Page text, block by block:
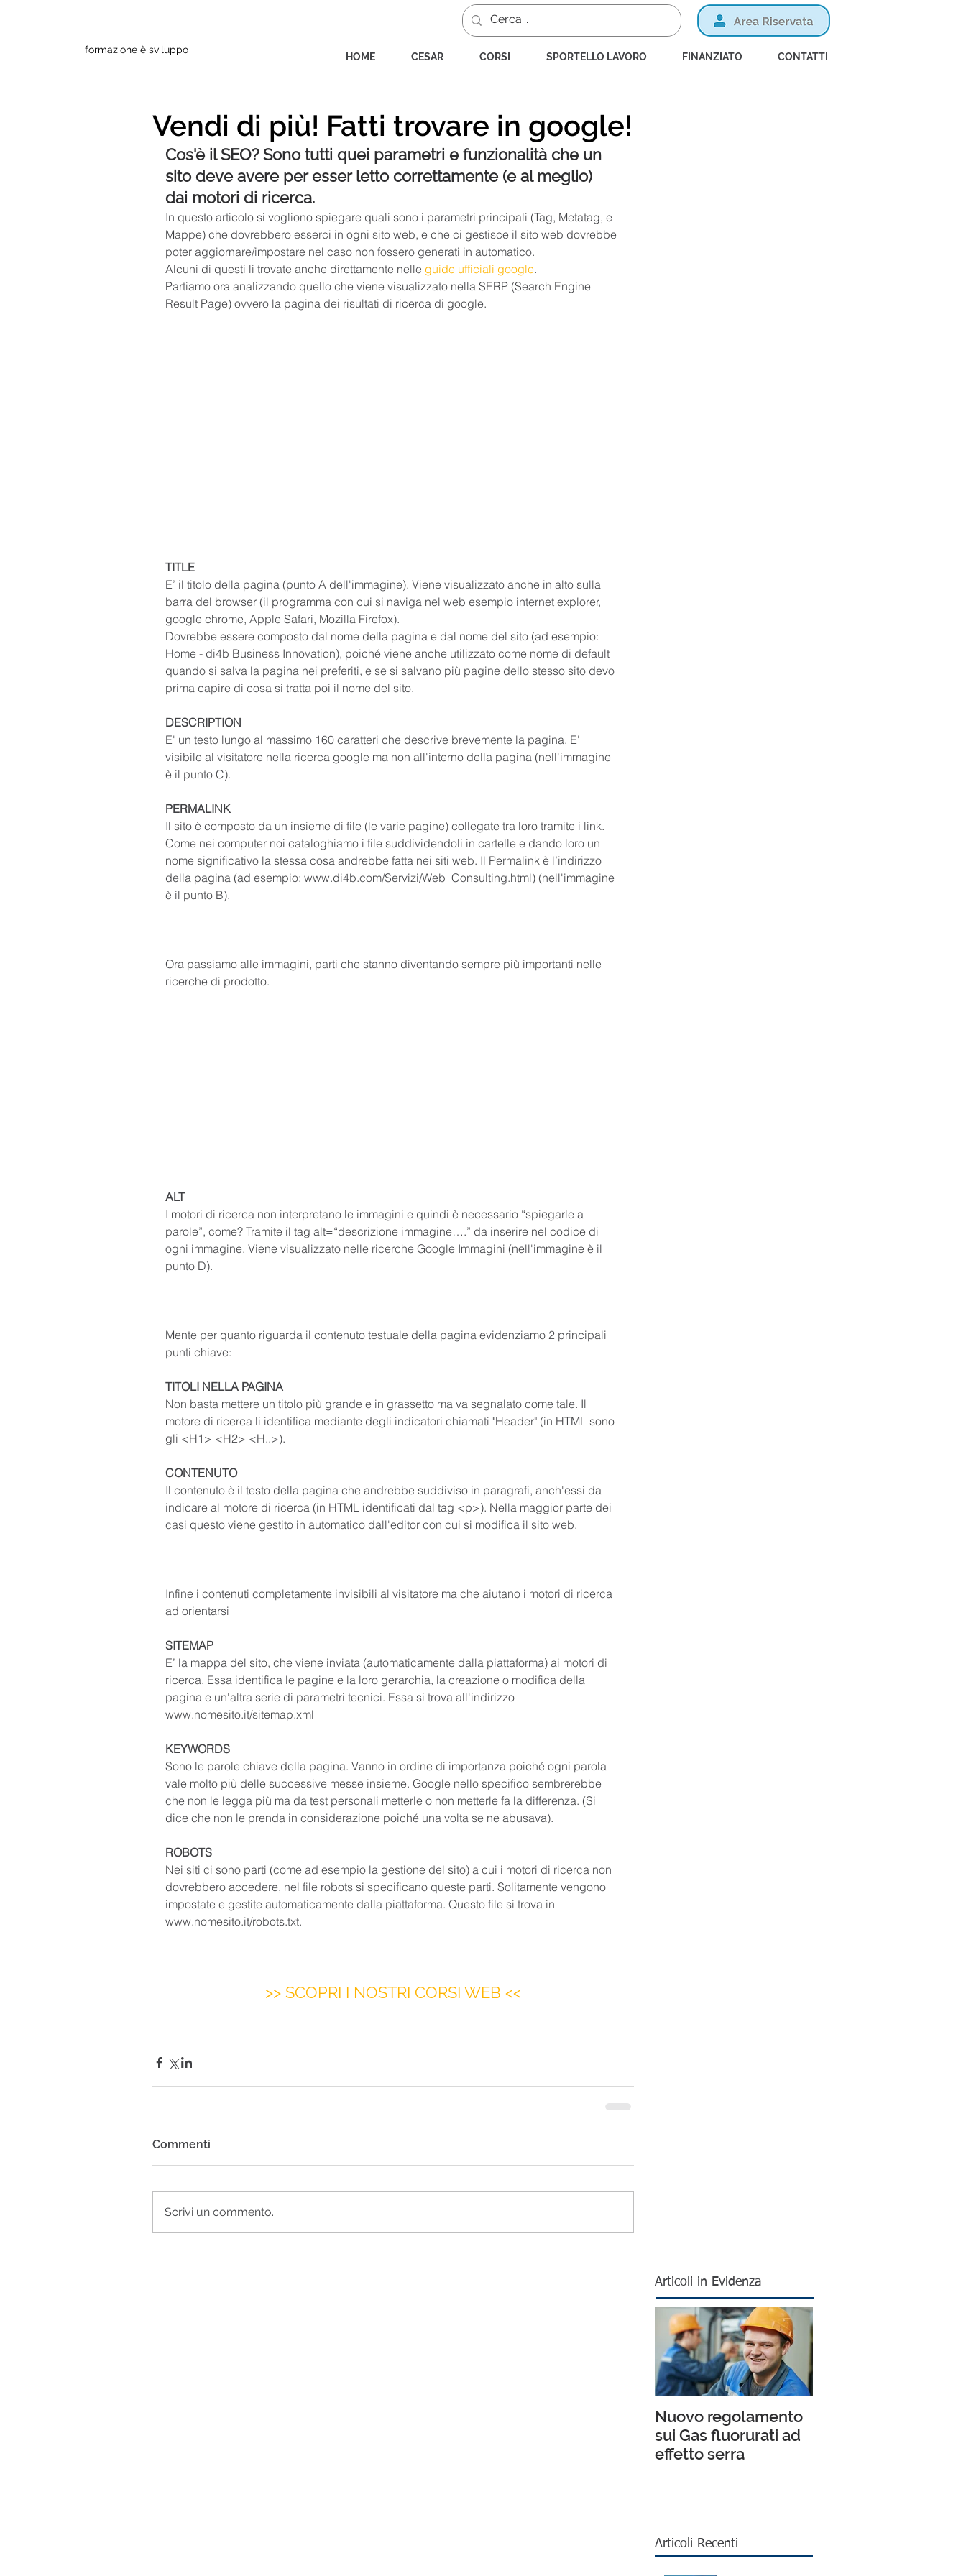
formazione è sviluppo
HOME CESAR CORSI SPORTELLO LAVORO FINANZIATO CONTATTI
Vendi di più! Fatti trovare in google!
Cos'è il SEO? Sono tutti quei parametri e funzionalità che un
sito deve avere per esser letto correttamente (e al meglio)
dai motori di ricerca.
In questo articolo si vogliono spiegare quali sono i parametri principali (Tag, Metatag, e
Mappe) che dovrebbero esserci in ogni sito web, e che ci gestisce il sito web dovrebbe
poter aggiornare/impostare nel caso non fossero generati in automatico.
Alcuni di questi li trovate anche direttamente nelle guide ufficiali google.
Partiamo ora analizzando quello che viene visualizzato nella SERP (Search Engine
Result Page) ovvero la pagina dei risultati di ricerca di google.
TITLE
E’ il titolo della pagina (punto A dell'immagine). Viene visualizzato anche in alto sulla
barra del browser (il programma con cui si naviga nel web esempio internet explorer,
google chrome, Apple Safari, Mozilla Firefox).
Dovrebbe essere composto dal nome della pagina e dal nome del sito (ad esempio:
Home - di4b Business Innovation), poiché viene anche utilizzato come nome di default
quando si salva la pagina nei preferiti, e se si salvano più pagine dello stesso sito devo
prima capire di cosa si tratta poi il nome del sito.
DESCRIPTION
E' un testo lungo al massimo 160 caratteri che descrive brevemente la pagina. E'
visibile al visitatore nella ricerca google ma non all'interno della pagina (nell'immagine
è il punto C).
PERMALINK
Il sito è composto da un insieme di file (le varie pagine) collegate tra loro tramite i link.
Come nei computer noi cataloghiamo i file suddividendoli in cartelle e dando loro un
nome significativo la stessa cosa andrebbe fatta nei siti web. Il Permalink è l’indirizzo
della pagina (ad esempio: www.di4b.com/Servizi/Web_Consulting.html) (nell'immagine
è il punto B).
Ora passiamo alle immagini, parti che stanno diventando sempre più importanti nelle
ricerche di prodotto.
ALT
I motori di ricerca non interpretano le immagini e quindi è necessario “spiegarle a
parole”, come? Tramite il tag alt=“descrizione immagine….” da inserire nel codice di
ogni immagine. Viene visualizzato nelle ricerche Google Immagini (nell'immagine è il
punto D).
Mente per quanto riguarda il contenuto testuale della pagina evidenziamo 2 principali
punti chiave:
TITOLI NELLA PAGINA
Non basta mettere un titolo più grande e in grassetto ma va segnalato come tale. Il
motore di ricerca li identifica mediante degli indicatori chiamati "Header" (in HTML sono
gli <H1> <H2> <H..>).
CONTENUTO
Il contenuto è il testo della pagina che andrebbe suddiviso in paragrafi, anch'essi da
indicare al motore di ricerca (in HTML identificati dal tag <p>). Nella maggior parte dei
casi questo viene gestito in automatico dall'editor con cui si modifica il sito web.
Infine i contenuti completamente invisibili al visitatore ma che aiutano i motori di ricerca
ad orientarsi
SITEMAP
E’ la mappa del sito, che viene inviata (automaticamente dalla piattaforma) ai motori di
ricerca. Essa identifica le pagine e la loro gerarchia, la creazione o modifica della
pagina e un'altra serie di parametri tecnici. Essa si trova all'indirizzo
www.nomesito.it/sitemap.xml
KEYWORDS
Sono le parole chiave della pagina. Vanno in ordine di importanza poiché ogni parola
vale molto più delle successive messe insieme. Google nello specifico sembrerebbe
che non le legga più ma da test personali metterle o non metterle fa la differenza. (Si
dice che non le prenda in considerazione poiché una volta se ne abusava).
ROBOTS
Nei siti ci sono parti (come ad esempio la gestione del sito) a cui i motori di ricerca non
dovrebbero accedere, nel file robots si specificano queste parti. Solitamente vengono
impostate e gestite automaticamente dalla piattaforma. Questo file si trova in
www.nomesito.it/robots.txt.
>> SCOPRI I NOSTRI CORSI WEB <<
Commenti
Scrivi un commento...
Articoli in Evidenza
Nuovo regolamento
sui Gas fluorurati ad
effetto serra
Articoli Recenti